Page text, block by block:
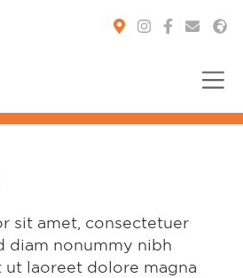
sit amet, consectetuer
diam nonummy nibh
laoreet dolore magna